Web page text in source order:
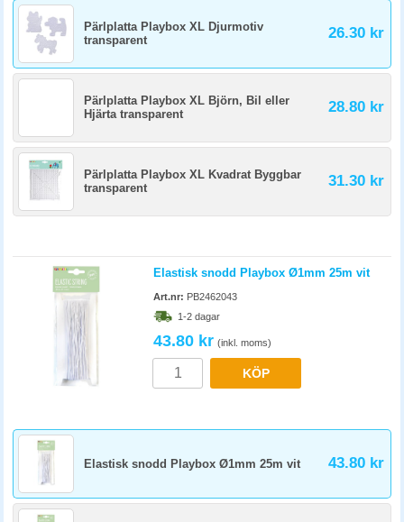
Pärlplatta Playbox XL Djurmotiv
transparent
26.30 kr
Pärlplatta Playbox XL Björn, Bil eller
Hjärta transparent
28.80 kr
Pärlplatta Playbox XL Kvadrat Byggbar
transparent
31.30 kr
Elastisk snodd Playbox Ø1mm 25m vit
Art.nr: PB2462043
1-2 dagar
43.80 kr (inkl. moms)
KÖP
Elastisk snodd Playbox Ø1mm 25m vit 43.80 kr